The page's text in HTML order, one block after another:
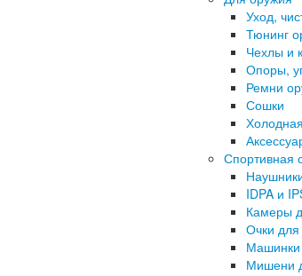
Уход,
Тюнинг
Чехлы и
Опоры,
Ремни
Сошки
Спортивная
IDPA и
Камеры
Очки
Машинки
Мишени